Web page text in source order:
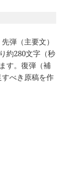
弾（主要文）
約280文字（秒
す。復弾（補
べき原稿を作